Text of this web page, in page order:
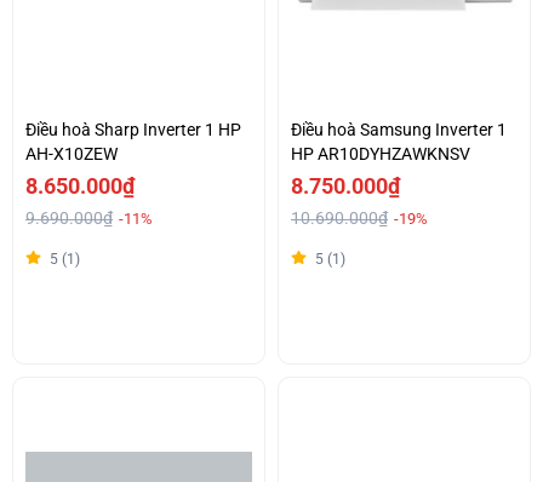
Điều hoà Sharp Inverter 1 HP
AH-X10ZEW
8.650.000₫
9.690.000₫ -11%
5 (1)
Điều hoà Samsung Inverter 1
HP AR10DYHZAWKNSV
8.750.000₫
10.690.000₫ -19%
5 (1)